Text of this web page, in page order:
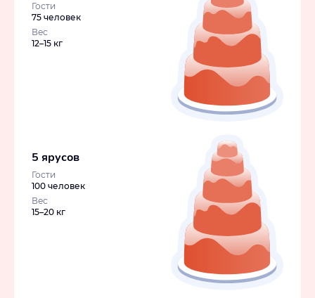
Гости
75 человек
Вес
12–15 кг
5 ярусов
Гости
100 человек
Вес
15–20 кг